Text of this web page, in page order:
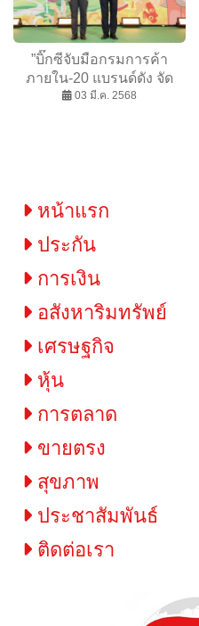
”บิ๊กซีจับมือกรมการค้า
ภายใน-20 แบรนด์ดัง จัด
แคมเปญ ‘ข้าวถุงร่วมใจ’
03 มี.ค. 2568
หน้าแรก
ประกัน
การเงิน
อสังหาริมทรัพย์
เศรษฐกิจ
หุ้น
การตลาด
ขายตรง
สุขภาพ
ประชาสัมพันธ์
ติดต่อเรา